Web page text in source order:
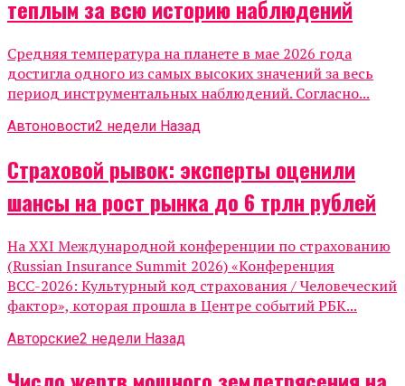
теплым за всю историю наблюдений
Средняя температура на планете в мае 2026 года
достигла одного из самых высоких значений за весь
период инструментальных наблюдений. Согласно...
Автоновости2 недели Назад
Страховой рывок: эксперты оценили
шансы на рост рынка до 6 трлн рублей
На XXI Международной конференции по страхованию
(Russian Insurance Summit 2026) «Конференция
ВСС-2026: Культурный код страхования / Человеческий
фактор», которая прошла в Центре событий РБК...
Авторские2 недели Назад